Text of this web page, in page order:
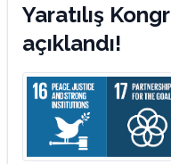
Yaratılış
açıklandı!